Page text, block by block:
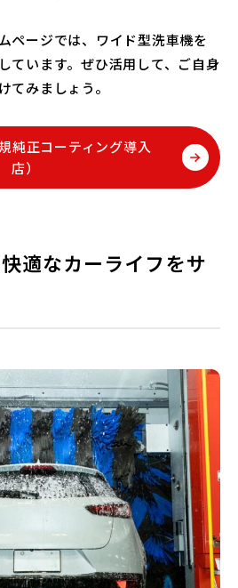
ページでは、ワイド型洗車機を
ています。ぜひ活用して、ご自身
てみましょう。
純正コーティング導入
店）
適なカーライフをサ